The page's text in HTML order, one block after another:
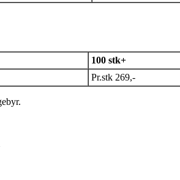
100 stk+
Pr.stk 269,-